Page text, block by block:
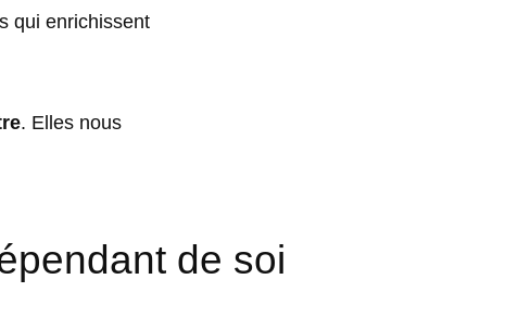
qui enrichissent
. Elles nous
de soi